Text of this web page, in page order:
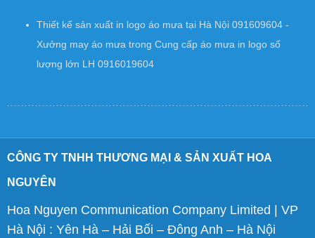
Thiết kế sản xuất in logo áo mưa tại Hà Nội 091609604 -
Xưởng may áo mưa trong Cung cấp áo mưa in logo số
lượng lớn LH 0916019604
CÔNG TY TNHH THƯƠNG MẠI & SẢN XUẤT HOA
NGUYÊN
Hoa Nguyen Communication Company Limited | VP
Hà Nội : Yên Hà – Hải Bối – Đông Anh – Hà Nội